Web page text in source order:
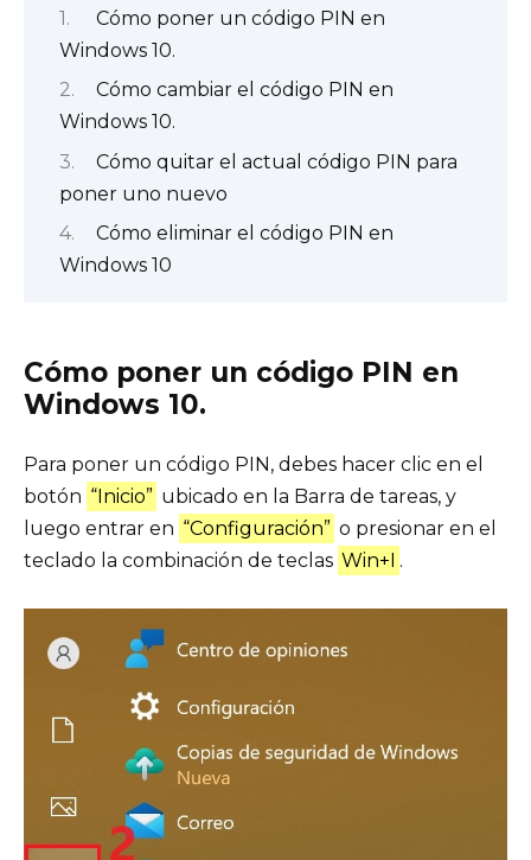
Cómo poner un código PIN en
Windows 10.
Cómo cambiar el código PIN en
Windows 10.
Cómo quitar el actual código PIN para
poner uno nuevo
Cómo eliminar el código PIN en
Windows 10
Cómo poner un código PIN en
Windows 10.
Para poner un código PIN, debes hacer clic en el
botón “Inicio” ubicado en la Barra de tareas, y
luego entrar en “Configuración” o presionar en el
teclado la combinación de teclas Win+I .